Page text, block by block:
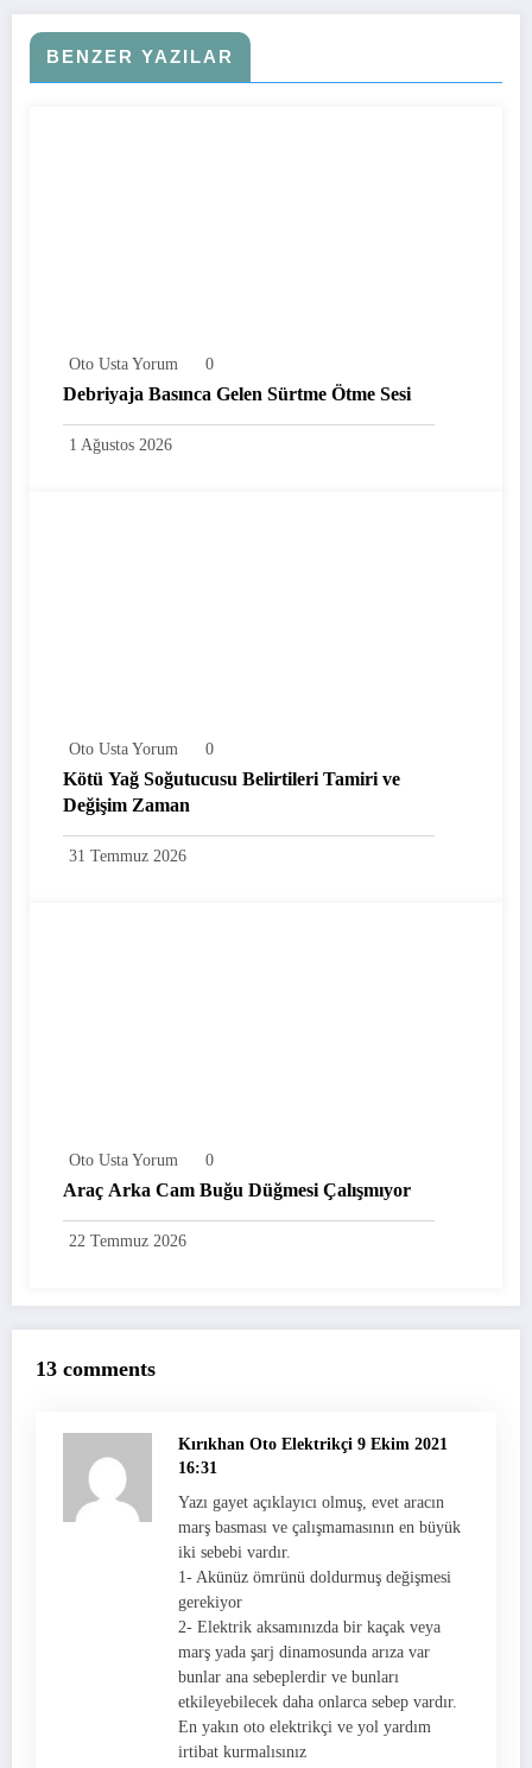
BENZER YAZILAR
Oto Usta Yorum 0
Debriyaja Basınca Gelen Sürtme Ötme Sesi
1 Ağustos 2026
Oto Usta Yorum 0
Kötü Yağ Soğutucusu Belirtileri Tamiri ve
Değişim Zaman
31 Temmuz 2026
Oto Usta Yorum 0
Araç Arka Cam Buğu Düğmesi Çalışmıyor
22 Temmuz 2026
13 comments
Kırıkhan Oto Elektrikçi 9 Ekim 2021
16:31
Yazı gayet açıklayıcı olmuş, evet aracın
marş basması ve çalışmamasının en büyük
iki sebebi vardır.
1- Akünüz ömrünü doldurmuş değişmesi
gerekiyor
2- Elektrik aksamınızda bir kaçak veya
marş yada şarj dinamosunda arıza var
bunlar ana sebeplerdir ve bunları
etkileyebilecek daha onlarca sebep vardır.
En yakın oto elektrikçi ve yol yardım
irtibat kurmalısınız